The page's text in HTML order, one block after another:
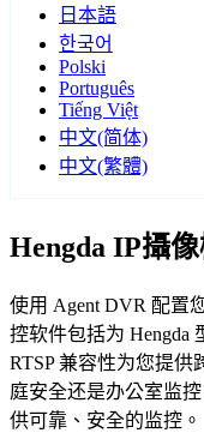
日本語
한국어
Polski
Português
Tiếng Việt
中文(简体)
中文(繁體)
Hengda IP攝
使用 Agent DVR 配置
控软件包括为 Hengda
RTSP 兼容性为您提
庭安全还是办公室监
供可靠、安全的监控。